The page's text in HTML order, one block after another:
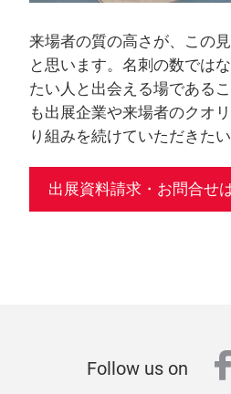
来場者の質の高さが、この
と思います。名刺の数では
たい人と出会える場である
も出展企業や来場者のクオ
り組みを続けていただきた
出展資料請求・お問合せ
Follow us on